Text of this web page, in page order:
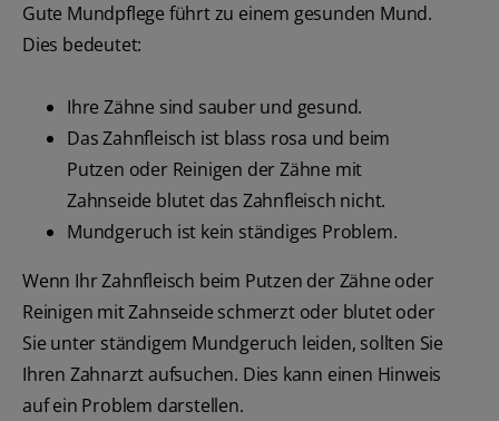
Gute Mundpflege führt zu einem gesunden Mund.
Dies bedeutet:
Ihre Zähne sind sauber und gesund.
Das Zahnfleisch ist blass rosa und beim
Putzen oder Reinigen der Zähne mit
Zahnseide blutet das Zahnfleisch nicht.
Mundgeruch ist kein ständiges Problem.
Wenn Ihr Zahnfleisch beim Putzen der Zähne oder
Reinigen mit Zahnseide schmerzt oder blutet oder
Sie unter ständigem Mundgeruch leiden, sollten Sie
Ihren Zahnarzt aufsuchen. Dies kann einen Hinweis
auf ein Problem darstellen.